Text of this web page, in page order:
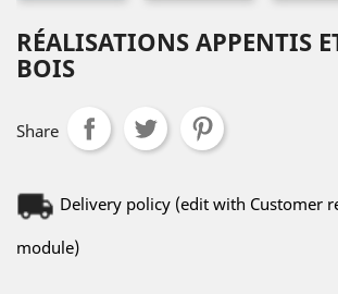
RÉALISATIONS APPENTIS
BOIS
Share
Delivery policy (edit with Customer
module)